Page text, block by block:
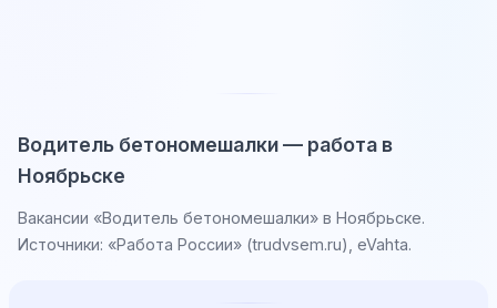
Водитель бетономешалки — работа в
Ноябрьске
Вакансии «Водитель бетономешалки» в Ноябрьске.
Источники: «Работа России» (trudvsem.ru), eVahta.